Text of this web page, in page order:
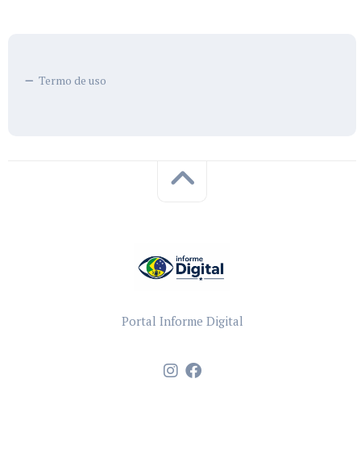
Termo de uso
Portal Informe Digital